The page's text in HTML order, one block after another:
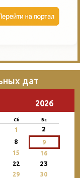
дат
2026
Сб Вс
1 2
8
9
15
16
22 23
29
30